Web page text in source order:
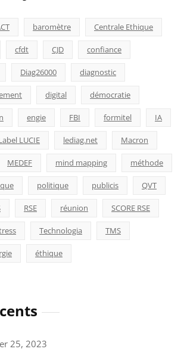
baromètre Centrale Ethique
cfdt CJD confiance
Diag26000 diagnostic
digital démocratie
engie FBI formitel IA
LUCIE lediag.net Macron
MEDEF mind mapping méthode
politique publicis QVT
RSE réunion SCORE RSE
Technologia TMS
éthique
25, 2023